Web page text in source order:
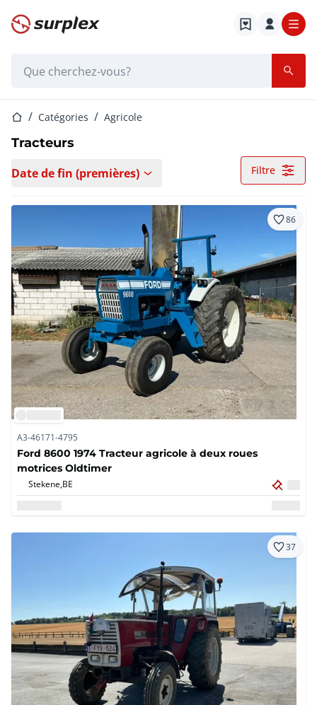
Page d'accueil
Page d'accueil
Catégories Agricole
Tracteurs
Date de fin (premières) Filtre
86
A3-46171-4795
Ford 8600 1974 Tracteur agricole à deux roues
motrices Oldtimer
Stekene,BE
37